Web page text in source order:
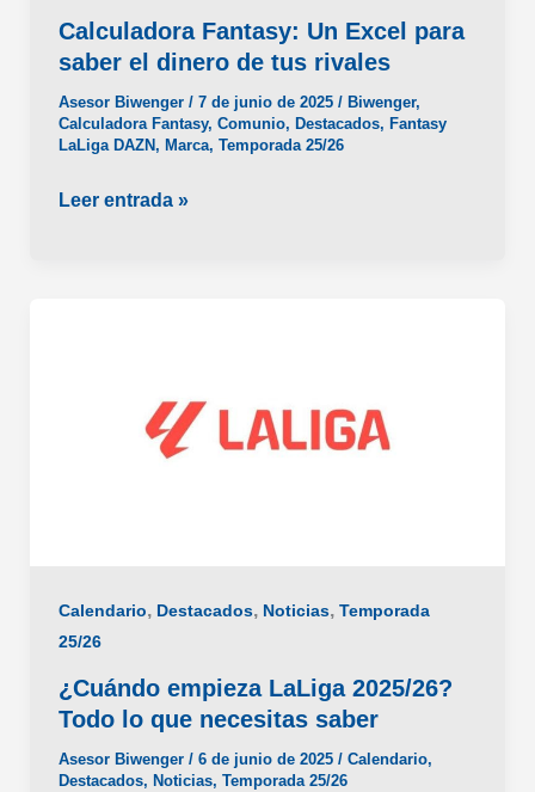
Calculadora Fantasy: Un Excel para
saber el dinero de tus rivales
Asesor Biwenger / 7 de junio de 2025 / Biwenger,
Calculadora Fantasy, Comunio, Destacados, Fantasy
LaLiga DAZN , Marca, Temporada 25/26
Calculadora
Leer entrada »
Calendario, Destacados, Noticias, Temporada
25/26
¿Cuándo empieza LaLiga 2025/26?
Todo lo que necesitas saber
Asesor Biwenger / 6 de junio de 2025 / Calendario,
Destacados, Noticias, Temporada 25/26